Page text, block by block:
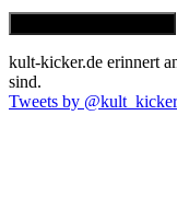
kult-kicker.de erinnert
sind.
Tweets by